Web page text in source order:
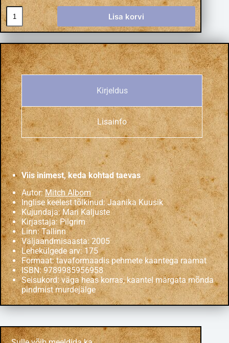
Lisa korvi
Kirjeldus
Lisainfo
Viis inimest, keda kohtad taevas
Autor:Mitch Albom
Inglise keelest tõlkinud: Jaanika Kuusik
Kujundaja: Mari Kaljuste
Kirjastaja: Pilgrim
Linn: Tallinn
Väljaandmisaasta: 2005
Lehekülgede arv: 175
Formaat: tavaformaadis pehmete kaantega raamat
ISBN: 9789985956958
Seisukord: väga heas korras, kaantel märgata mõnda
pindmist murdejälge